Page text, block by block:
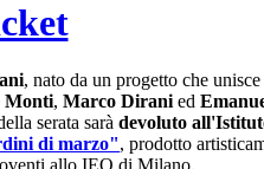
, nato da un progetto che
Monti, Marco Diranied
serata sarà devoluto
di marzo", prodotto